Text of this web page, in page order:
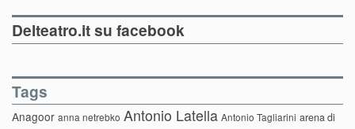
Delteatro.it su facebook
Tags
Anagoor anna netrebko Antonio Latella Antonio Tagliarini arena di